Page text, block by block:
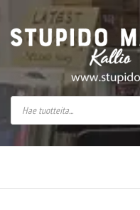
Stupido Market –